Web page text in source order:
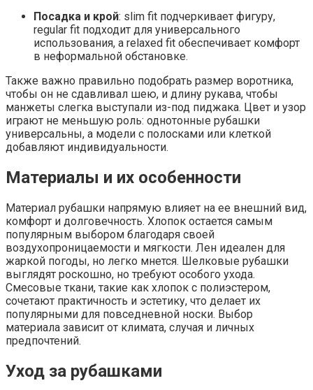
Посадка и крой: slim fit подчеркивает фигуру,
regular fit подходит для универсального
использования, а relaxed fit обеспечивает комфорт
в неформальной обстановке.
Также важно правильно подобрать размер воротника,
чтобы он не сдавливал шею, и длину рукава, чтобы
манжеты слегка выступали из-под пиджака. Цвет и узор
играют не меньшую роль: однотонные рубашки
универсальны, а модели с полосками или клеткой
добавляют индивидуальности.
Материалы и их особенности
Материал рубашки напрямую влияет на ее внешний вид,
комфорт и долговечность. Хлопок остается самым
популярным выбором благодаря своей
воздухопроницаемости и мягкости. Лен идеален для
жаркой погоды, но легко мнется. Шелковые рубашки
выглядят роскошно, но требуют особого ухода.
Смесовые ткани, такие как хлопок с полиэстером,
сочетают практичность и эстетику, что делает их
популярными для повседневной носки. Выбор
материала зависит от климата, случая и личных
предпочтений.
Уход за рубашками